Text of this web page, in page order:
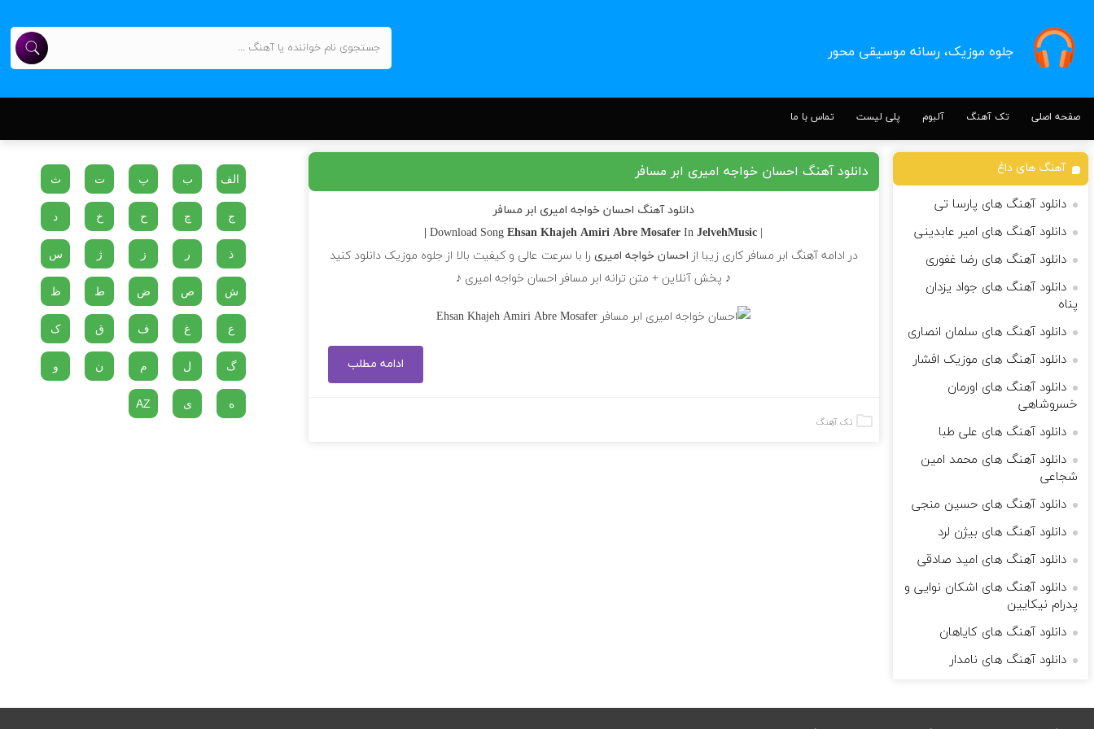
جلوه موزیک، رسانه موسیقی محور
صفحه اصلی تک آهنگ آلبوم پلی لیست تماس با ما
دانلود آهنگ احسان خواجه امیری ابر مسافر
دانلود آهنگ احسان خواجه امیری ابر مسافر
| Download Song
Ehsan Khajeh Amiri Abre Mosafer InJelvehMusic |
در ادامه آهنگ ابر مسافر کاری زیبا از احسان خواجه امیری را با سرعت عالی و کیفیت بالا از جلوه موزیک دانلود کنید
♪ پخش آنلاین + متن ترانه ابر مسافر احسان خواجه امیری ♪
ادامه مطلب
تک آهنگ
آهنگ های داغ
دانلود آهنگ های پارسا تی
دانلود آهنگ های امیر عابدینی
دانلود آهنگ های رضا غفوری
دانلود آهنگ های جواد یزدان
پناه
دانلود آهنگ های سلمان انصاری
دانلود آهنگ های موزیک افشار
دانلود آهنگ های اورمان
خسروشاهی
دانلود آهنگ های علی طبا
دانلود آهنگ های محمد امین
شجاعی
دانلود آهنگ های حسین منجی
دانلود آهنگ های بیژن لرد
دانلود آهنگ های امید صادقی
دانلود آهنگ های اشکان نوایی و
پدرام نیکایین
دانلود آهنگ های کایاهان
دانلود آهنگ های نامدار
الف ب پ ت ث
ج چ ح خ د
ذ ر ز ژ س
ش ص ض ط ظ
ع غ ف ق ک
گ ل م ن و
ه ی AZ